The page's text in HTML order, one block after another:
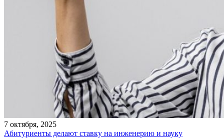
7 октября, 2025
Абитуриенты делают ставку на инженерию и науку